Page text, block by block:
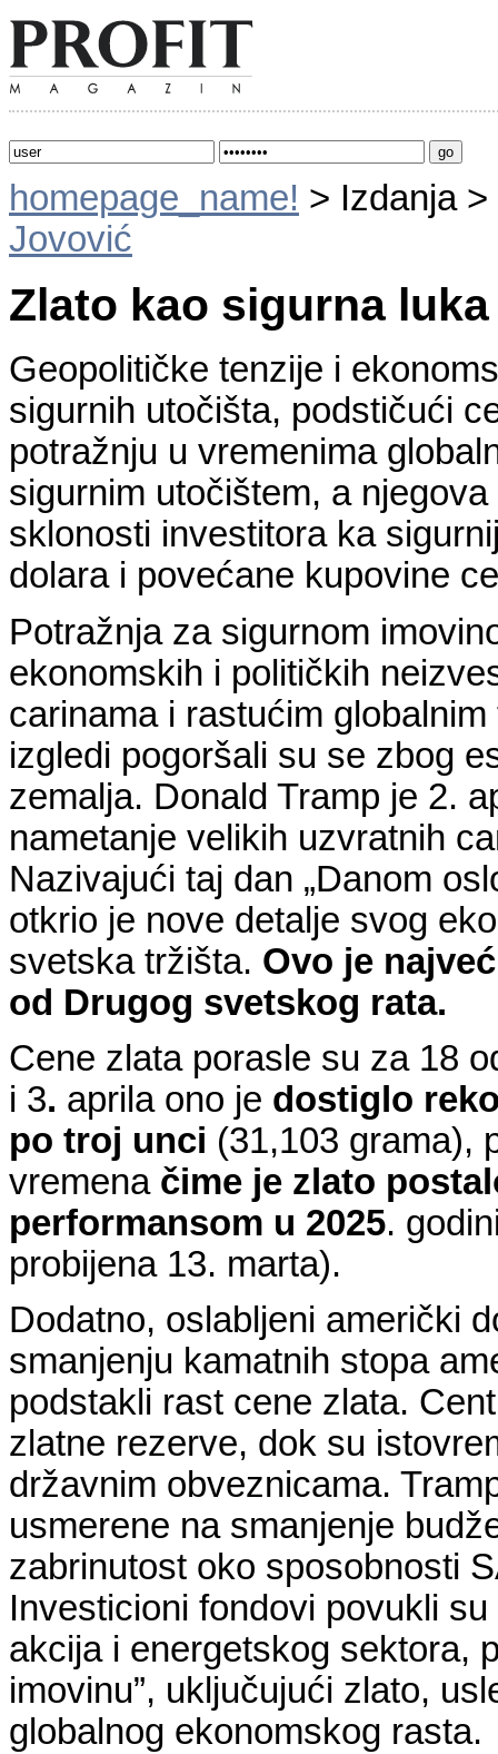
homepage_name! > Izdanja
Jovović
Zlato kao sigurna luka
Geopolitičke tenzije i
sigurnih utočišta, podstičući
potražnju u vremenima
sigurnim utočištem, a
sklonosti investitora ka
dolara i povećane kupovine
Potražnja za sigurnom
ekonomskih i političkih
carinama i rastućim
izgledi pogoršali su se zbog
zemalja. Donald Tramp je 2.
nametanje velikih uzvratnih
Nazivajući taj dan „Danom
otkrio je nove detalje svog
svetska tržišta. Ovo je
od Drugog svetskog rata.
Cene zlata porasle su za 18
i 3. aprila ono je dostiglo
po troj unci (31,103 grama),
vremenačime je zlato
performansom u 2025.
probijena 13. marta).
Dodatno, oslabljeni američki
smanjenju kamatnih stopa
podstakli rast cene zlata.
zlatne rezerve, dok su
državnim obveznicama.
usmerene na smanjenje
zabrinutost oko sposobnosti
Investicioni fondovi povukli
akcija i energetskog sektora,
imovinu”, uključujući zlato,
globalnog ekonomskog rasta.